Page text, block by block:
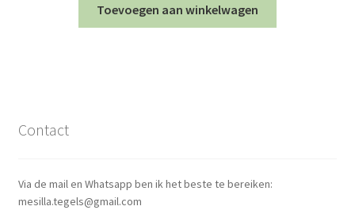
Toevoegen aan winkelwagen
Contact
Via de mail en Whatsapp ben ik het beste te bereiken:
mesilla.tegels@gmail.com